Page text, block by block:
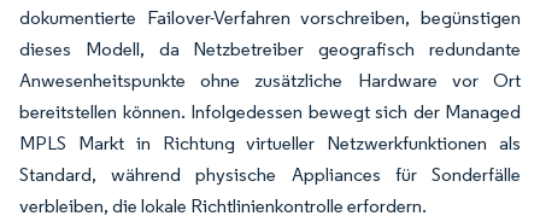
dokumentierte Failover-Verfahren vorschreiben, begünstigen
dieses Modell, da Netzbetreiber geografisch redundante
Anwesenheitspunkte ohne zusätzliche Hardware vor Ort
bereitstellen können. Infolgedessen bewegt sich der Managed
MPLS Markt in Richtung virtueller Netzwerkfunktionen als
Standard, während physische Appliances für Sonderfälle
verbleiben, die lokale Richtlinienkontrolle erfordern.